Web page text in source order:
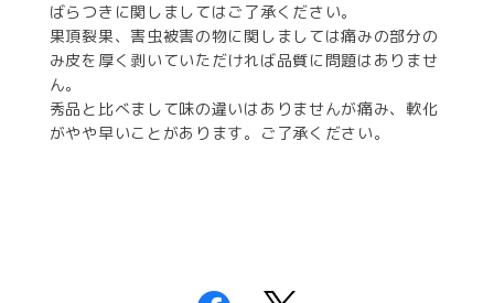
ばらつきに関しましてはご了承ください。
果頂裂果、害虫被害の物に関しましては痛みの部分の
み皮を厚く剥いていただければ品質に問題はありませ
ん。
秀品と比べまして味の違いはありませんが痛み、軟化
がやや早いことがあります。ご了承ください。